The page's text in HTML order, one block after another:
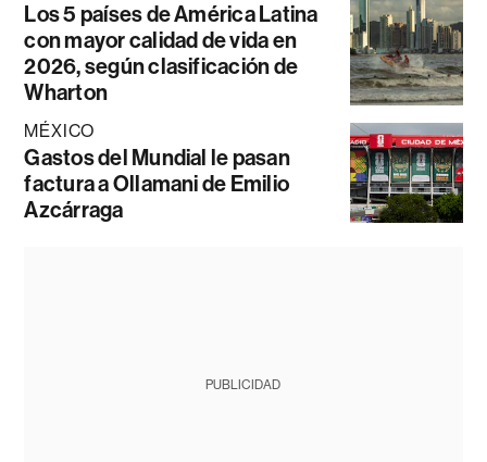
Los 5 países de América Latina
con mayor calidad de vida en
2026, según clasificación de
Wharton
MÉXICO
Gastos del Mundial le pasan
factura a Ollamani de Emilio
Azcárraga
PUBLICIDAD